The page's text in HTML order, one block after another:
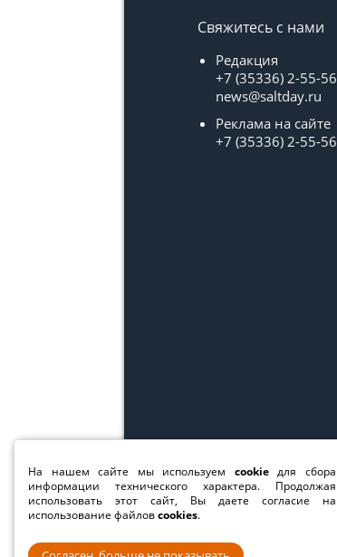
Свяжитесь с нами
Редакция
+7 (35336) 2-55-56
news@saltday.ru
Реклама на сайте
+7 (35336) 2-55-56
На нашем сайте мы используем cookieдля сбора
информации технического характера. Продолжая
использовать этот сайт, Вы даете согласие на
использование файловcookies.